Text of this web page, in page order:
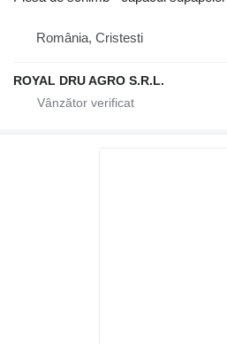
România, Cristesti
ROYAL DRU AGRO S.R.L.